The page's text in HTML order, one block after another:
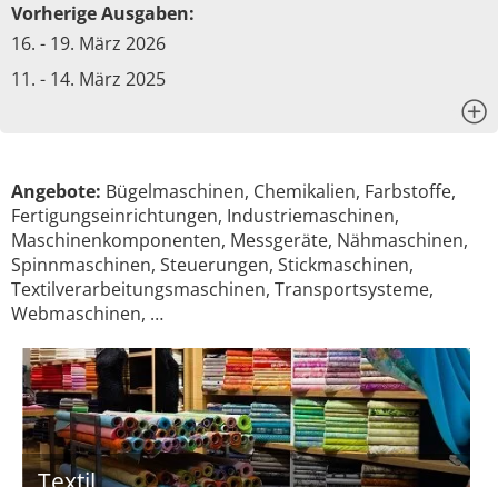
Vorherige Ausgaben:
16. - 19. März 2026
11. - 14. März 2025
Angebote: Bügelmaschinen, Chemikalien, Farbstoffe,
Fertigungseinrichtungen, Industriemaschinen,
Maschinenkomponenten, Messgeräte, Nähmaschinen,
Spinnmaschinen, Steuerungen, Stickmaschinen,
Textilverarbeitungsmaschinen, Transportsysteme,
Webmaschinen, …